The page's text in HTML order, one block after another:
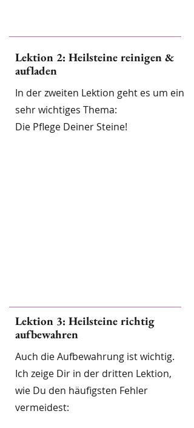
Lektion 2: Heilsteine reinigen &
aufladen
In der zweiten Lektion geht es um ein
sehr wichtiges Thema:
Die Pflege Deiner Steine!
Lektion 3: Heilsteine richtig
aufbewahren
Auch die Aufbewahrung ist wichtig.
Ich zeige Dir in der dritten Lektion,
wie Du den häufigsten Fehler
vermeidest: